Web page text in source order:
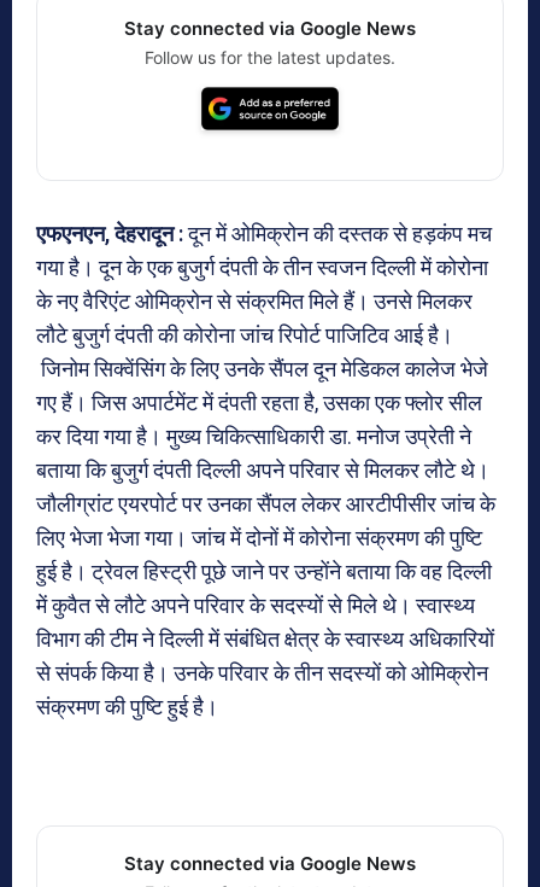
Stay connected via Google News
Follow us for the latest updates.
एफएनएन, देहरादून :दून में ओमिक्रोन की दस्तक से हड़कंप मच
गया है। दून के एक बुजुर्ग दंपती के तीन स्वजन दिल्ली में कोरोना
के नए वैरिएंट ओमिक्रोन से संक्रमित मिले हैं। उनसे मिलकर
लौटे बुजुर्ग दंपती की कोरोना जांच रिपोर्ट पाजिटिव आई है।
जिनोम सिक्वेंसिंग के लिए उनके सैंपल दून मेडिकल कालेज भेजे
गए हैं। जिस अपार्टमेंट में दंपती रहता है, उसका एक फ्लोर सील
कर दिया गया है। मुख्य चिकित्साधिकारी डा. मनोज उप्रेती ने
बताया कि बुजुर्ग दंपती दिल्ली अपने परिवार से मिलकर लौटे थे।
जौलीग्रांट एयरपोर्ट पर उनका सैंपल लेकर आरटीपीसीर जांच के
लिए भेजा भेजा गया। जांच में दोनों में कोरोना संक्रमण की पुष्टि
हुई है। ट्रेवल हिस्ट्री पूछे जाने पर उन्होंने बताया कि वह दिल्ली
में कुवैत से लौटे अपने परिवार के सदस्यों से मिले थे। स्वास्थ्य
विभाग की टीम ने दिल्ली में संबंधित क्षेत्र के स्वास्थ्य अधिकारियों
से संपर्क किया है। उनके परिवार के तीन सदस्यों को ओमिक्रोन
संक्रमण की पुष्टि हुई है।
Stay connected via Google News